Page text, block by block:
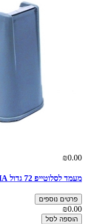
₪0.00
מעמד לסלוטייפ 72 גדול CHA
פרטים נוספים
₪0.00
הוספה לסל